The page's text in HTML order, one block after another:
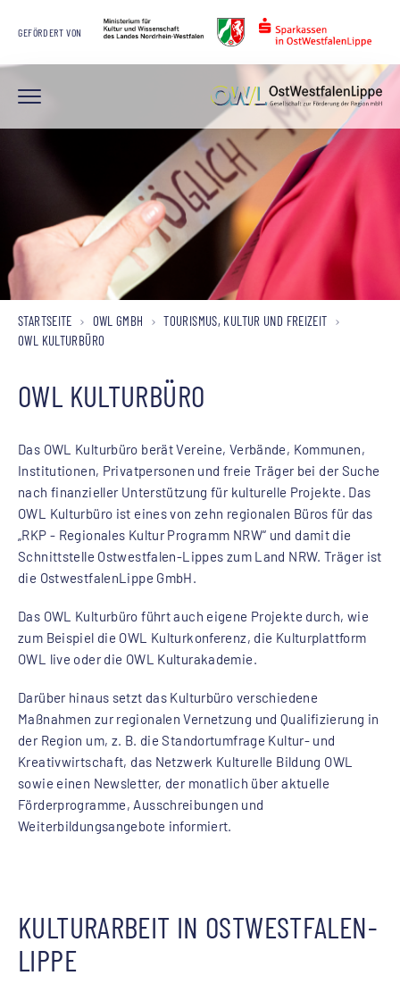
GEFÖRDERT VON
STARTSEITE OWL GMBH
TOURISMUS, KULTUR UND FREIZEIT
OWL KULTURBÜRO
OWL KULTURBÜRO
Das OWL Kulturbüro berät Vereine, Verbände, Kommunen,
Institutionen, Privatpersonen und freie Träger bei der Suche
nach finanzieller Unterstützung für kulturelle Projekte. Das
OWL Kulturbüro ist eines von zehn regionalen Büros für das
„RKP - Regionales Kultur Programm NRW“ und damit die
Schnittstelle Ostwestfalen-Lippes zum Land NRW. Träger ist
die OstwestfalenLippe GmbH.
Das OWL Kulturbüro führt auch eigene Projekte durch, wie
zum Beispiel die OWL Kulturkonferenz, die Kulturplattform
OWL live oder die OWL Kulturakademie.
Darüber hinaus setzt das Kulturbüro verschiedene
Maßnahmen zur regionalen Vernetzung und Qualifizierung in
der Region um, z. B. die Standortumfrage Kultur- und
Kreativwirtschaft, das Netzwerk Kulturelle Bildung OWL
sowie einen Newsletter, der monatlich über aktuelle
Förderprogramme, Ausschreibungen und
Weiterbildungsangebote informiert.
KULTURARBEIT IN OSTWESTFALEN-
LIPPE